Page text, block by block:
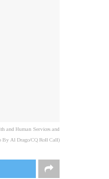
and Human Services and
By Al Drago/CQ Roll Call)